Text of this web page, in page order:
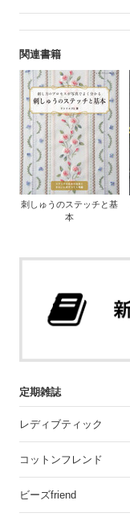
関連書籍
刺しゅうのステッチと基
本
定期雑誌
レディブティック
コットンフレンド
ビーズfriend